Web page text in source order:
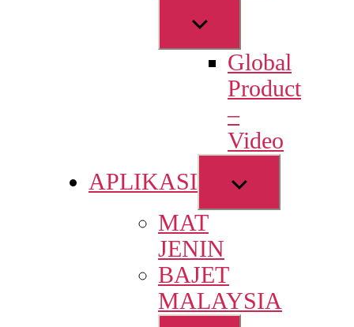
Show
sub
menuGlobal
Product
–
Video
APLIKASI
Show
sub
MAT
JENIN
BAJET
MALAYSIA